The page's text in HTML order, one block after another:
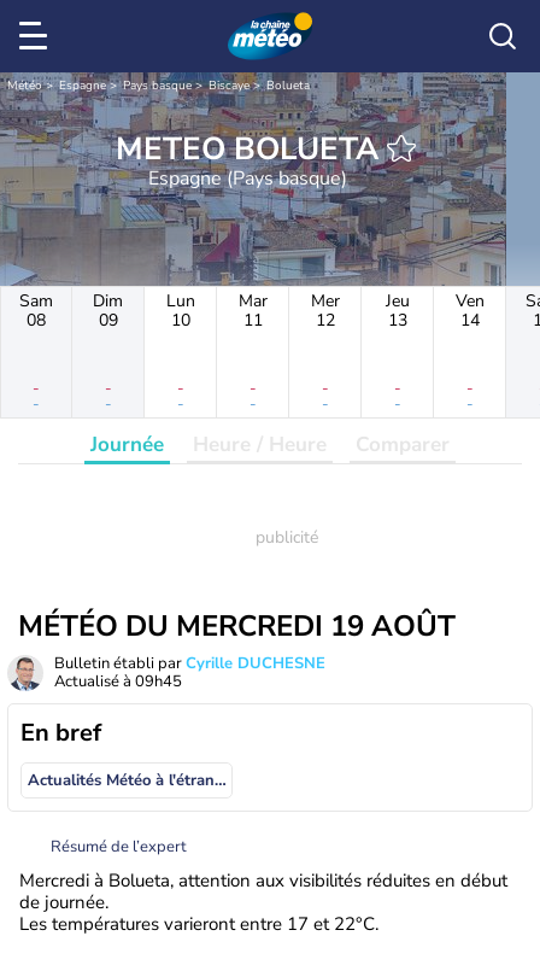
Météo Espagne Pays basque Biscaye Bolueta
METEO BOLUETA
Espagne (Pays basque)
Sam
08
-
-
Dim
09
-
-
Lun
10
-
-
Mar
11
-
-
Mer
12
-
-
Jeu
13
-
-
Ven
14
-
-
Journée Heure / Heure Comparer
MÉTÉO DU MERCREDI 19 AOÛT
Bulletin établi parCyrille DUCHESNE
Actualisé à 09h45
En bref
Actualités Météo à l'étranger
Résumé de l’expert
Mercredi à Bolueta, attention aux visibilités réduites en début
de journée.
Les températures varieront entre 17 et 22°C.